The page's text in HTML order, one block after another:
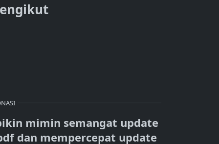
mimin semangat update
dan mempercepat update